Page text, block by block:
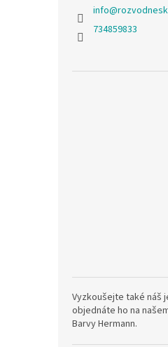
info@
734859833
Vyzkoušejte také náš
objednáte ho na
Barvy Hermann.